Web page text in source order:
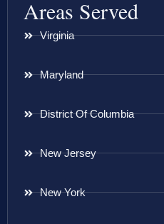
Areas Served
Virginia
Maryland
District Of Columbia
New Jersey
New York